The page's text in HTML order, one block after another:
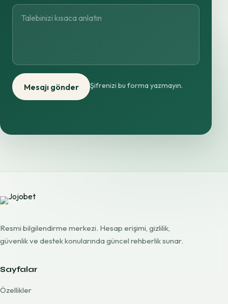
Mesajı gönder Şifrenizi bu forma yazmayın.
Resmi bilgilendirme merkezi. Hesap erişimi, gizlilik,
güvenlik ve destek konularında güncel rehberlik sunar.
Sayfalar
Özellikler